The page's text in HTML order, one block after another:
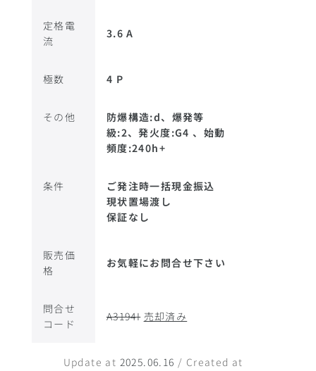
定格電
流
3.6 A
極数 4 P
その他
防爆構造:d、爆発等
級:2、発火度:G4 、始動
頻度:240h+
条件
ご発注時一括現金振込
現状置場渡し
保証なし
販売価
格
お気軽にお問合せ下さい
問合せ
コード
A3194I 売却済み
Update at 2025.06.16 / Created at